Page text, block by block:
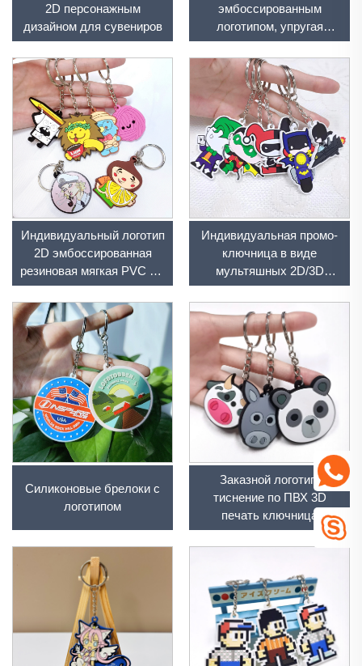
2D персонажным
дизайном для сувениров
эмбоссированным
логотипом, упругая
резиновая PVC
Индивидуальный логотип
2D эмбоссированная
резиновая мягкая PVC 3D
печать промоушн ключи
ключи для
персонализации PVC
Индивидуальная промо-
ключница в виде
мультяшных 2D/3D
фигурок
Силиконовые брелоки с
логотипом
Заказной логотип,
тиснение по ПВХ 3D
печать ключница